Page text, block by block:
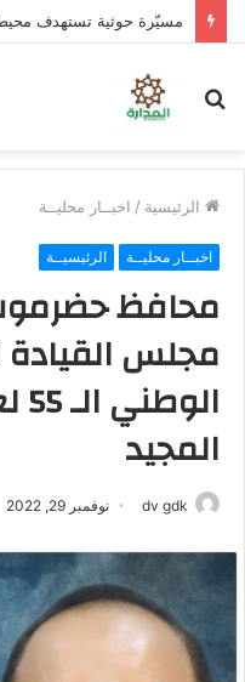
مسيّرة حوثية تستهدف
الرئيسية / اخبــار محليــة
اخبــار محليــة الرئيسيــة
محافظ
مجلس القيادة
المجيد
dv gdk نوفمبر 29, 2022